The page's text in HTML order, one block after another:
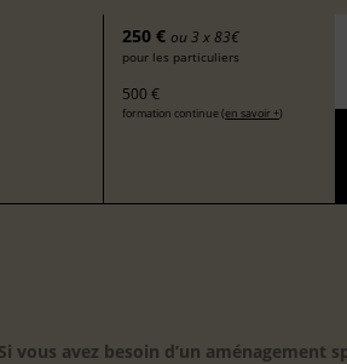
250 € ou 3 x 83€
pour les particuliers
500 €
formation continue (en savoir +)
vous avez besoin d’un aménagement